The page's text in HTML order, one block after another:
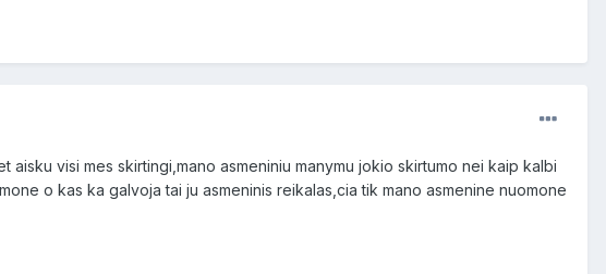
visi mes skirtingi,mano asmeniniu manymu jokio skirtumo nei kaip kalbi
o kas ka galvoja tai ju asmeninis reikalas,cia tik mano asmenine nuomone